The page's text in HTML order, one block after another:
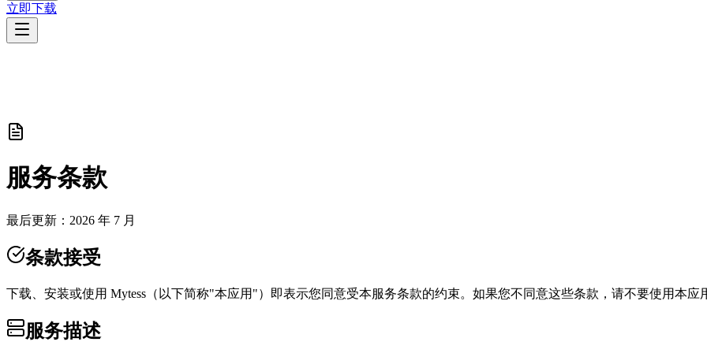
立即下载
服务条款
最后更新：2026 年 7 月
条款接受
下载、安装或使用 Mytess（以下简称"本应用"）即表示您同意受本服务条款的约束。如果您不同意这些条款，请不要使用本应
服务描述